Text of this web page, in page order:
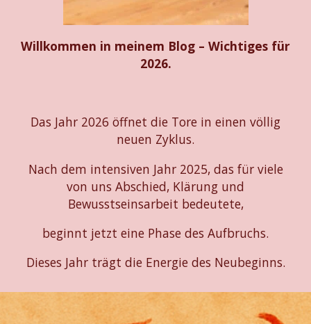
Willkommen in meinem Blog – Wichtiges für
2026.
Das Jahr 2026 öffnet die Tore in einen völlig
neuen Zyklus.
Nach dem intensiven Jahr 2025, das für viele
von uns Abschied, Klärung und
Bewusstseinsarbeit bedeutete,
beginnt jetzt eine Phase des Aufbruchs.
Dieses Jahr trägt die Energie des Neubeginns.